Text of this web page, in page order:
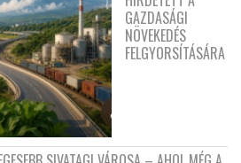
GAZDASÁGI
NÖVEKEDÉS
FELGYORSÍTÁSÁRA